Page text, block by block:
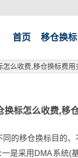
首页 移仓换标
怎么收费,移仓换标费用
换标怎么收费,移
的移仓换标目的
是采用DMA系统(